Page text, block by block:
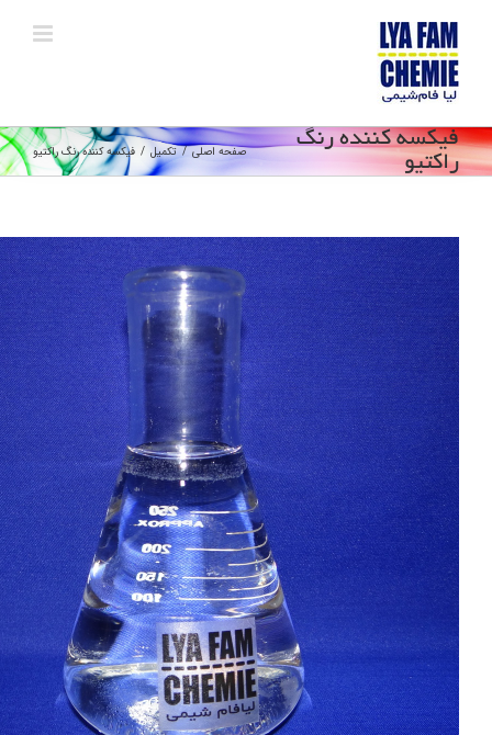
content
فیکسه کننده رنگ
راکتیو
صفحه اصلی / تکمیل / فیکسه کننده رنگ راکتیو